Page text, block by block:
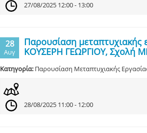
27/08/2025 12:00 - 13:00
28
Αυγ
Παρουσίαση μεταπτυχιακής
ΚΟΥΣΕΡΗ ΓΕΩΡΓΙΟΥ, Σχολή
Κατηγορία: Παρουσίαση Μεταπτυχιακής
28/08/2025 11:00 - 12:00